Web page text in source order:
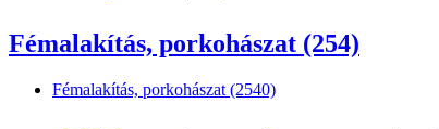
Fémalakítás, porkohászat (254)
Fémalakítás, porkohászat (2540)